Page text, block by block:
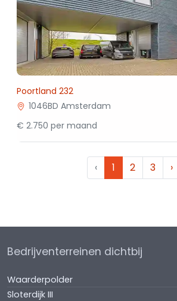
Poortland 232
1046BD Amsterdam
€ 2.750 per maand
‹ 1 2 3 ›
Bedrijventerreinen dichtbij
Waarderpolder
Sloterdijk III